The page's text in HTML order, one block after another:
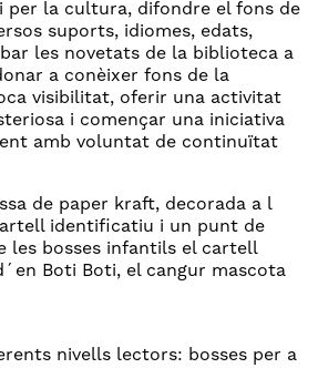
per la cultura, difondre el fons de
suports, idiomes, edats,
les novetats de la biblioteca a
a conèixer fons de la
visibilitat, oferir una activitat
i començar una iniciativa
amb voluntat de continuïtat
de paper kraft, decorada a l
identificatiu i un punt de
les bosses infantils el cartell
Boti Boti, el cangur mascota
nivells lectors: bosses per a